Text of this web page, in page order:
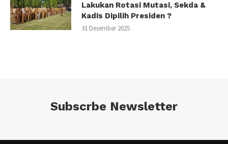
Lakukan Rotasi Mutasi, Sekda &
Kadis Dipilih Presiden ?
31 Desember 2025
Subscrbe Newsletter